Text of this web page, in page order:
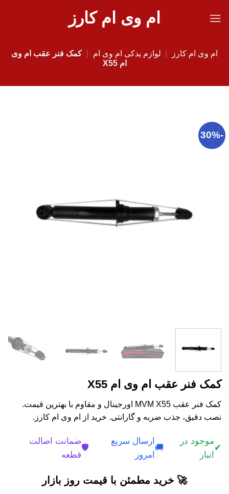
ام وی ام کارز
ام وی ام کارز لوازم یدکی ام وی ام
کمک فنر عقب ام وی
ام X55
-30%
کمک فنر عقب ام وی ام X55
کمک فنر عقب MVM X55 اورجینال و مقاوم با بهترین قیمت.
نصب دقیق، جذب ضربه و گارانتی. خرید از ام وی ام کارز.
✔
موجود در
انبار
🚚
ارسال سریع
امروز
🛡️
ضمانت اصالت
قطعه
🚀 خرید مطمئن با قیمت روز بازار